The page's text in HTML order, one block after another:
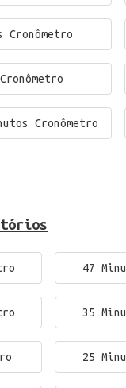
Cronômetro
Cronômetro
47
35
25